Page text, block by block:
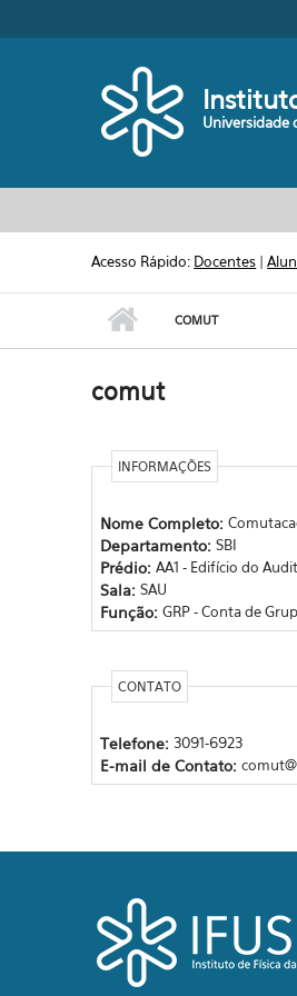
Universidade
Acesso Rápido: Docentes |
COMUT
comut
INFORMAÇÕES
Nome Completo:
Departamento: SBI
Prédio: AA1 - Edifício do
Sala: SAU
Função: GRP - Conta de
CONTATO
Telefone: 3091-6923
E-mail de Contato: